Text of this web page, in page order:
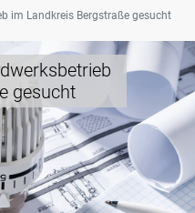
im Landkreis Bergstraße gesucht
gesucht